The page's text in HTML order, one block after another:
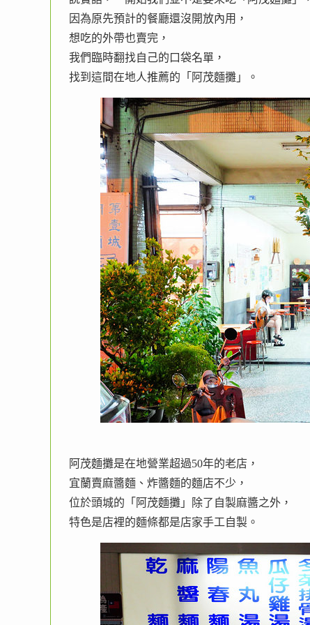
因為原先預計的餐廳還沒開放內用，
想吃的外帶也賣完，
我們臨時翻找自己的口袋名單，
找到這間在地人推薦的「阿茂麵攤」。
阿茂麵攤是在地營業超過50年的老店，
宜蘭賣麻醬麵、炸醬麵的麵店不少，
位於頭城的「阿茂麵攤」除了自製麻醬之外，
特色是店裡的麵條都是店家手工自製。